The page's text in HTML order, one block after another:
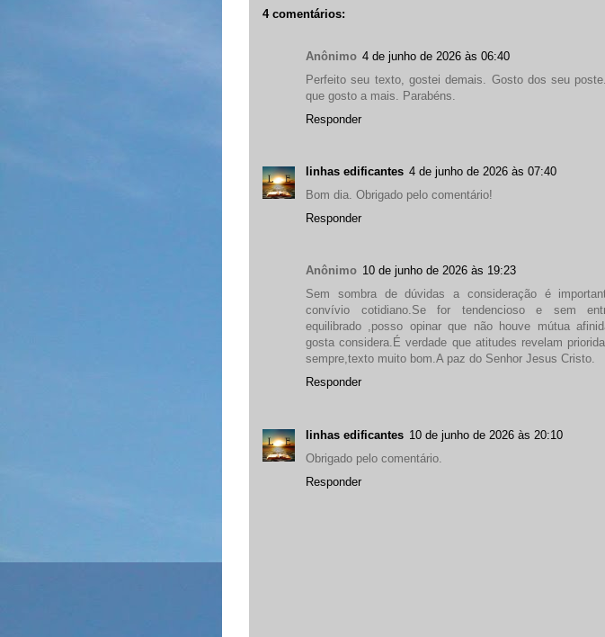
4 comentários:
Anônimo 4 de junho de 2026 às 06:40
Perfeito seu texto, gostei demais. Gosto dos seu
que gosto a mais. Parabéns.
Responder
linhas edificantes 4 de junho de 2026 às 07:40
Bom dia. Obrigado pelo comentário!
Responder
Anônimo 10 de junho de 2026 às 19:23
Sem sombra de dúvidas a consideração é
convívio cotidiano.Se for tendencioso e sem
equilibrado ,posso opinar que não houve mútua
gosta considera.É verdade que atitudes revelam
sempre,texto muito bom.A paz do Senhor Jesus Cristo.
Responder
linhas edificantes 10 de junho de 2026 às 20:10
Obrigado pelo comentário.
Responder